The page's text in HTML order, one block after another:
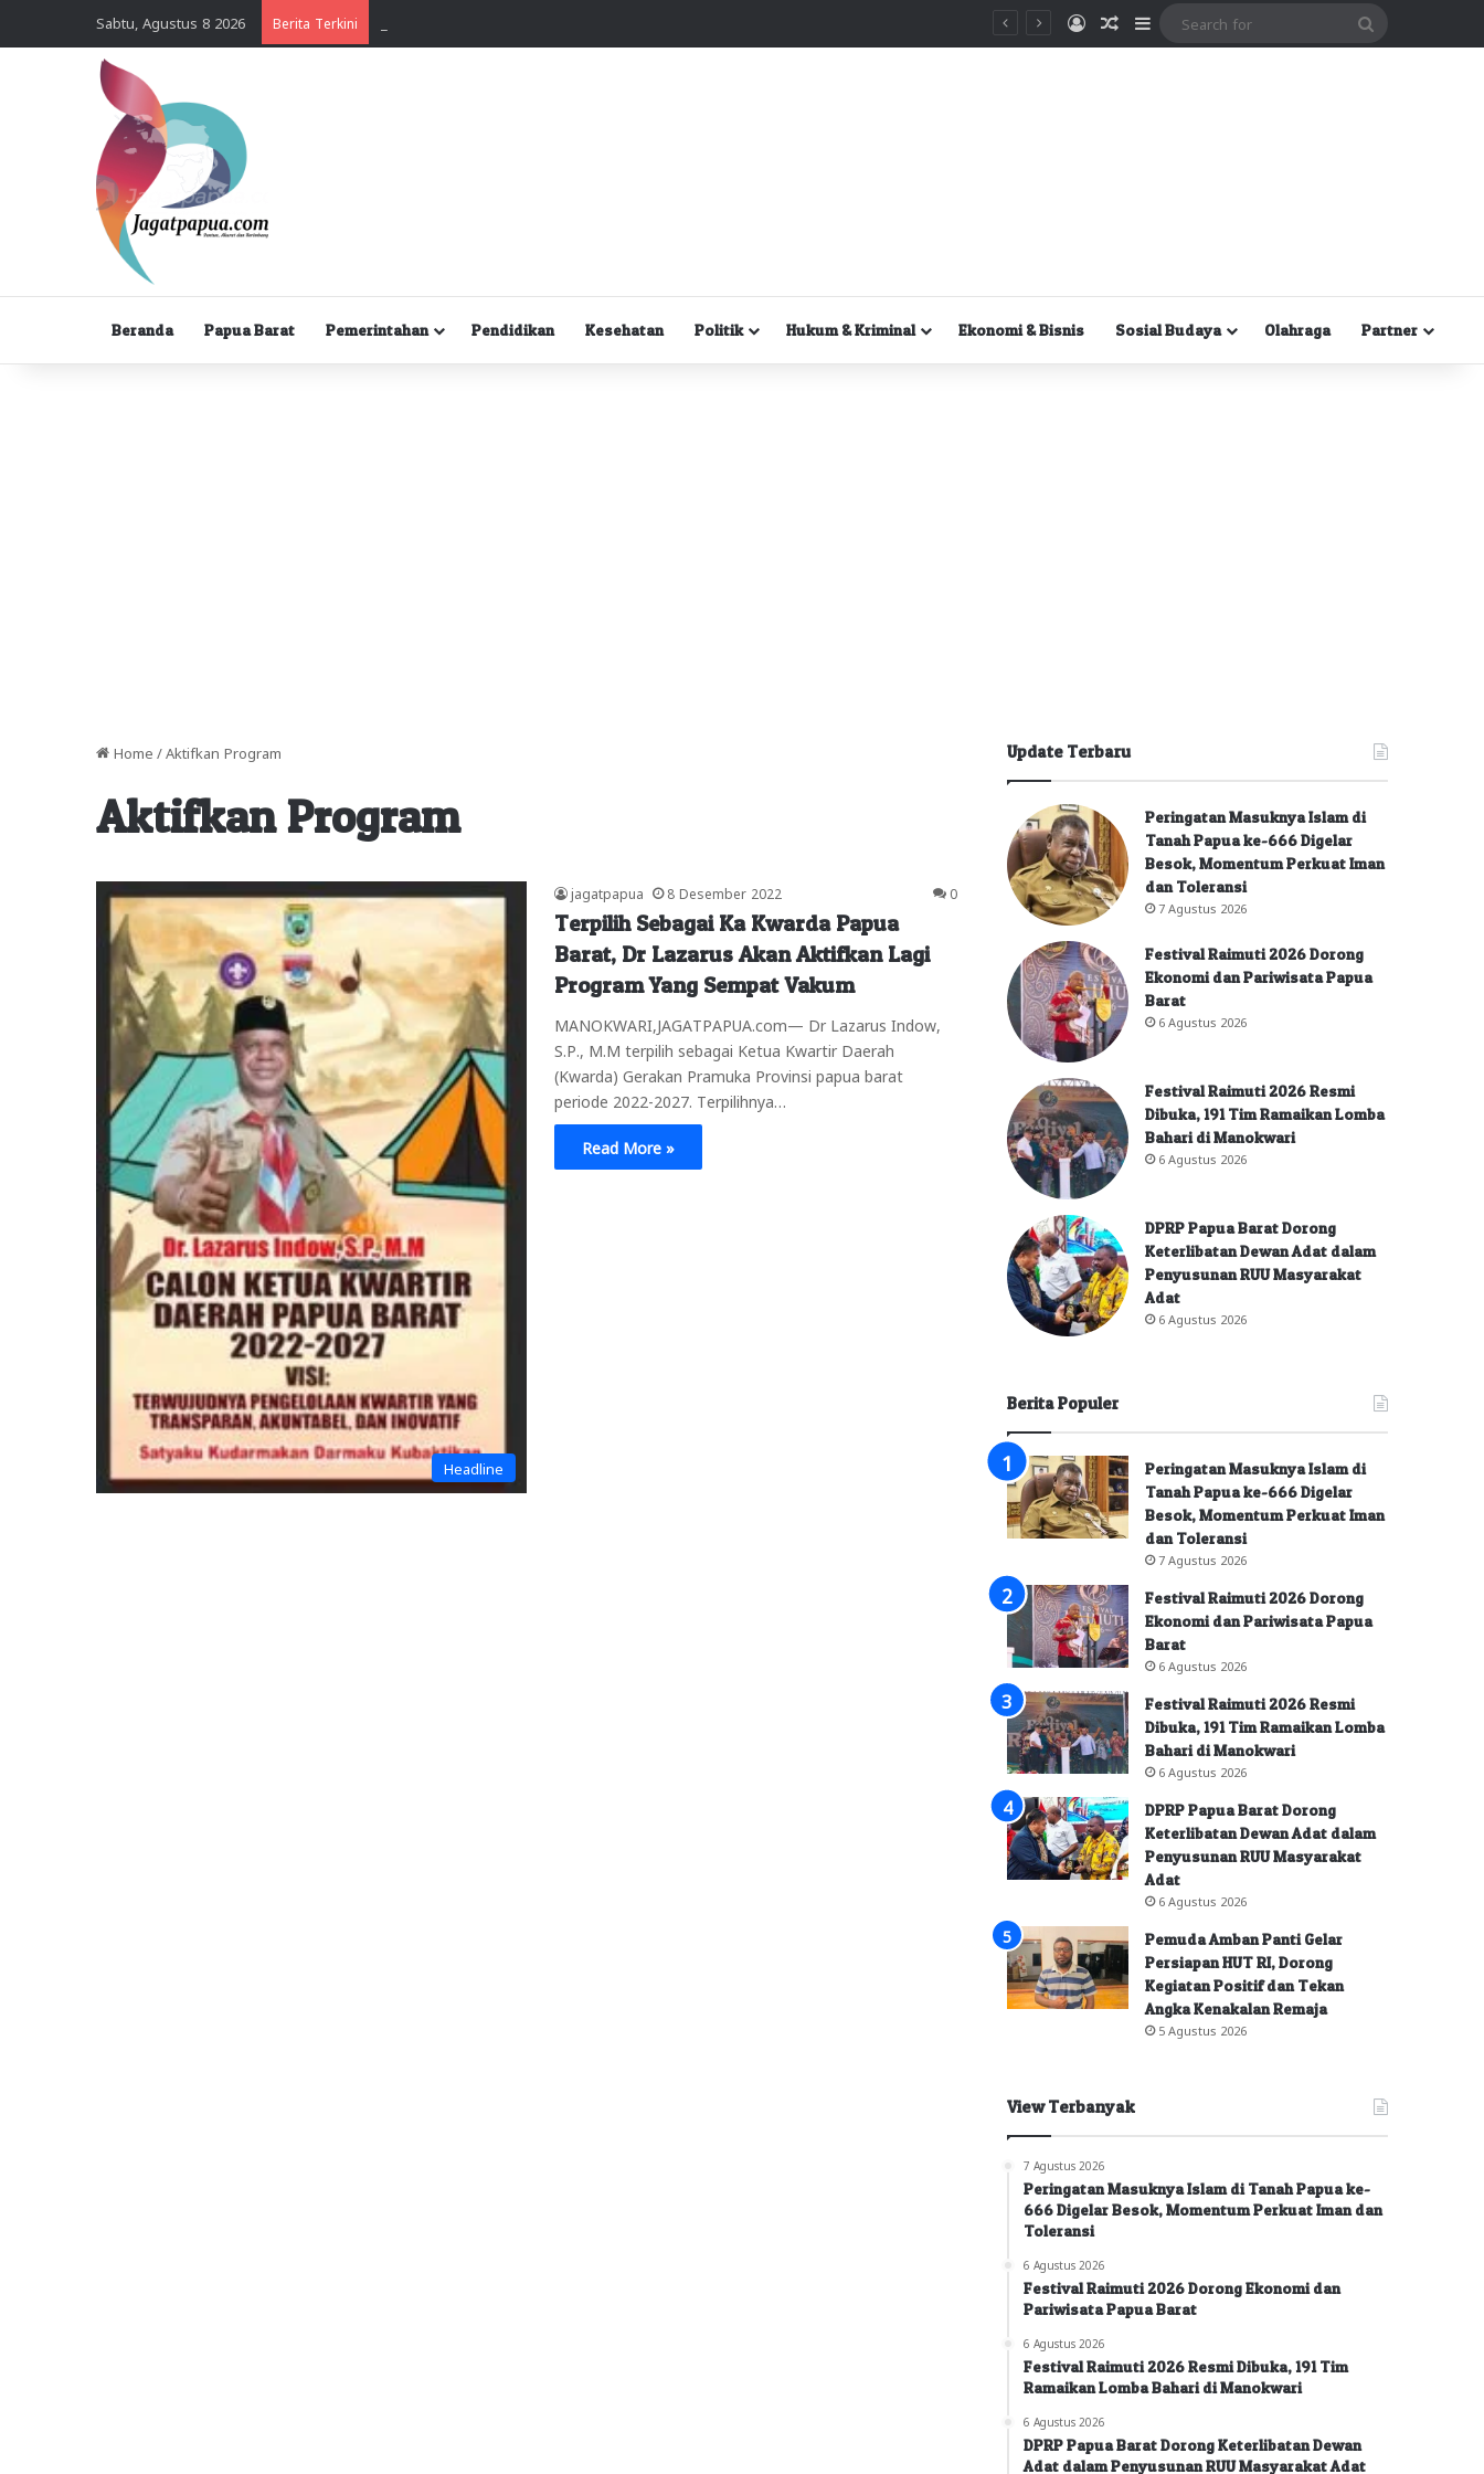
Sabtu, Agustus 8 2026 Berita Terkini MasukRandom Article
Sidebar
Beranda Papua Barat Pemerintahan Pendidikan Kesehatan Politik Hukum & Kriminal Ekonomi & Bisnis Sosial Budaya Olahraga Partner
Home / Aktifkan Program
Aktifkan Program
Headline
jagatpapua 8 Desember 2022 0
Terpilih Sebagai Ka Kwarda Papua
Barat, Dr Lazarus Akan Aktifkan Lagi
Program Yang Sempat Vakum
MANOKWARI,JAGATPAPUA.com— Dr Lazarus Indow,
S.P., M.M terpilih sebagai Ketua Kwartir Daerah
(Kwarda) Gerakan Pramuka Provinsi papua barat
periode 2022-2027. Terpilihnya…
Read More »
Update Terbaru
Peringatan Masuknya Islam di
Tanah Papua ke-666 Digelar
Besok, Momentum Perkuat Iman
dan Toleransi
7 Agustus 2026
Festival Raimuti 2026 Dorong
Ekonomi dan Pariwisata Papua
Barat
6 Agustus 2026
Festival Raimuti 2026 Resmi
Dibuka, 191 Tim Ramaikan Lomba
Bahari di Manokwari
6 Agustus 2026
DPRP Papua Barat Dorong
Keterlibatan Dewan Adat dalam
Penyusunan RUU Masyarakat
Adat
6 Agustus 2026
Berita Populer
Peringatan Masuknya Islam di
Tanah Papua ke-666 Digelar
Besok, Momentum Perkuat Iman
dan Toleransi
7 Agustus 2026
Festival Raimuti 2026 Dorong
Ekonomi dan Pariwisata Papua
Barat
6 Agustus 2026
Festival Raimuti 2026 Resmi
Dibuka, 191 Tim Ramaikan Lomba
Bahari di Manokwari
6 Agustus 2026
DPRP Papua Barat Dorong
Keterlibatan Dewan Adat dalam
Penyusunan RUU Masyarakat
Adat
6 Agustus 2026
Pemuda Amban Panti Gelar
Persiapan HUT RI, Dorong
Kegiatan Positif dan Tekan
Angka Kenakalan Remaja
5 Agustus 2026
View Terbanyak
7 Agustus 2026
Peringatan Masuknya Islam di Tanah Papua ke-
666 Digelar Besok, Momentum Perkuat Iman dan
Toleransi
6 Agustus 2026
Festival Raimuti 2026 Dorong Ekonomi dan
Pariwisata Papua Barat
6 Agustus 2026
Festival Raimuti 2026 Resmi Dibuka, 191 Tim
Ramaikan Lomba Bahari di Manokwari
6 Agustus 2026
DPRP Papua Barat Dorong Keterlibatan Dewan
Adat dalam Penyusunan RUU Masyarakat Adat